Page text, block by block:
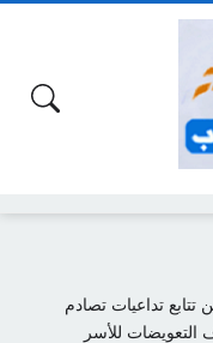
تتابع تداعيات تصادم
التعويضات للأسر